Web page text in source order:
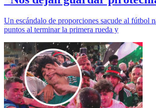
Un escándalo de proporciones sacude al fútbol
puntos al terminar la primera rueda y